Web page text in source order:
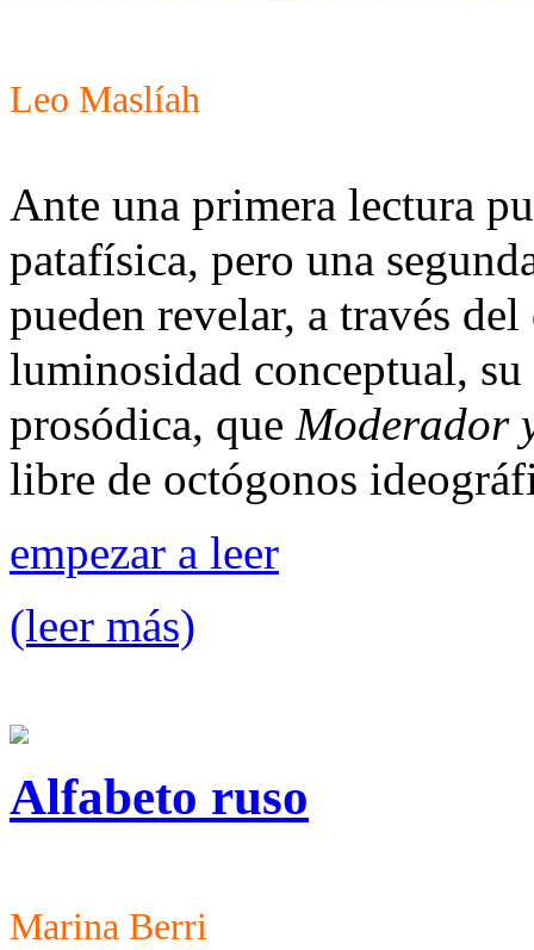
Leo Maslíah
Ante una primera lectura
patafísica, pero una
pueden revelar, a través
luminosidad conceptual,
prosódica, que Moderador
libre de octógonos
empezar a leer
(leer más)
Alfabeto ruso
Marina Berri